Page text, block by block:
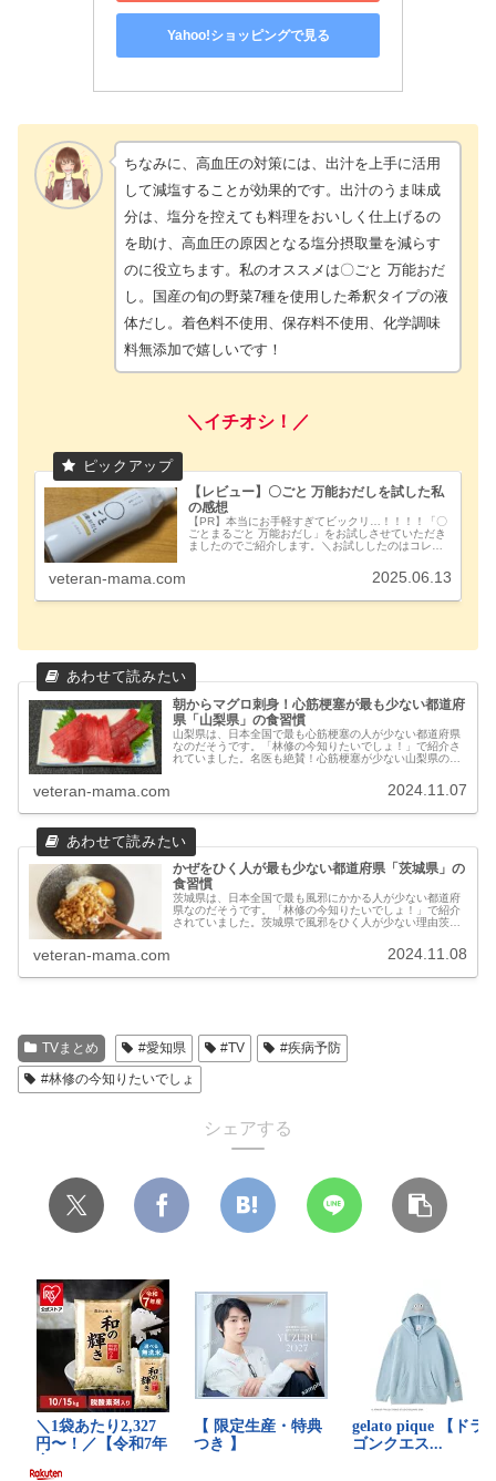
Yahoo!ショッピングで見る
ちなみに、高血圧の対策には、出汁を上手に活用
して減塩することが効果的です。出汁のうま味成
分は、塩分を控えても料理をおいしく仕上げるの
を助け、高血圧の原因となる塩分摂取量を減らす
のに役立ちます。私のオススメは〇ごと 万能おだ
し。国産の旬の野菜7種を使用した希釈タイプの液
体だし。着色料不使用、保存料不使用、化学調味
料無添加で嬉しいです！
＼イチオシ！／
【レビュー】〇ごと 万能おだしを試した私
の感想
【PR】本当にお手軽すぎてビックリ…！！！！「〇
ごとまるごと 万能おだし」をお試しさせていただき
ましたのでご紹介します。＼お試ししたのはコレ！
供を受けて執筆しております。時短と美味しさを両
veteran-mama.com 2025.06.13
朝からマグロ刺身！心筋梗塞が最も少ない都道府
県「山梨県」の食習慣
山梨県は、日本全国で最も心筋梗塞の人が少ない都道府県
なのだそうです。「林修の今知りたいでしょ！」で紹介さ
れていました。名医も絶賛！心筋梗塞が少ない山梨県の三
veteran-mama.com 2024.11.07
かぜをひく人が最も少ない都道府県「茨城県」の
食習慣
茨城県は、日本全国で最も風邪にかかる人が少ない都道府
県なのだそうです。「林修の今知りたいでしょ！」で紹介
されていました。茨城県で風邪をひく人が少ない理由茨城
veteran-mama.com 2024.11.08
TVまとめ #愛知県 #TV
#疾病予防
#林修の今知りたいでしょ
シェアする